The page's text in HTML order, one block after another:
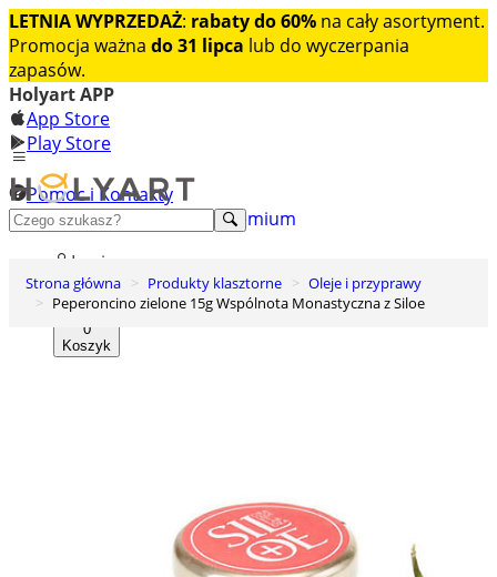
LETNIA WYPRZEDAŻ: rabaty do 60% na cały asortyment.
Promocja ważna do 31 lipca lub do wyczerpania
zapasów.
Holyart APP
App Store
Play Store
Pomoc i Kontakty
+48 222 922 860
Odkryj premium
Login
Lista życzeń
0
Koszyk
Strona główna Produkty klasztorne
Oleje i przyprawy
Peperoncino zielone 15g Wspólnota Monastyczna z Siloe